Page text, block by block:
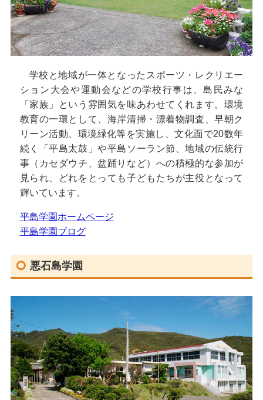
学校と地域が一体となったスポーツ・レクリエー
ション大会や運動会などの学校行事は、島民みな
「家族」という雰囲気を味あわせてくれます。環境
教育の一環として、海岸清掃・漂着物調査、早朝ク
リーン活動、環境緑化等を実施し、文化面で20数年
続く「平島太鼓」や平島ソーラン節、地域の伝統行
事（カセダウチ、盆踊りなど）への積極的な参加が
見られ、どれをとっても子どもたちが主役となって
輝いています。
平島学園ホームページ
平島学園ブログ
悪石島学園